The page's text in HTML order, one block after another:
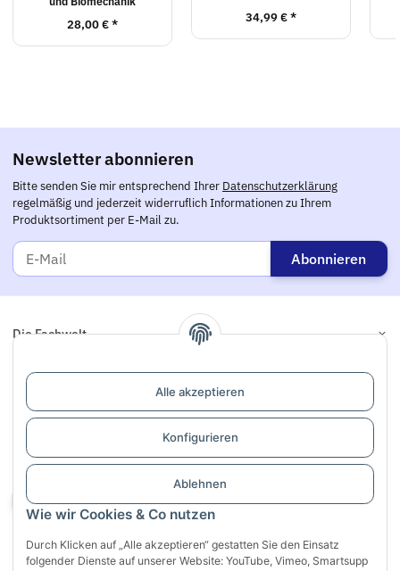
Wie wir Cookies & Co nutzen
Durch Klicken auf „Alle akzeptieren“ gestatten Sie den Einsatz
folgender Dienste auf unserer Website: YouTube, Vimeo, Smartsupp
Alle akzeptieren
Konfigurieren
Ablehnen
28,00 €* 34,99 €*
Newsletter abonnieren
Bitte senden Sie mir entsprechend Ihrer Datenschutzerklärung
regelmäßig und jederzeit widerruflich Informationen zu Ihrem
Produktsortiment per E-Mail zu.
Abonnieren
Die Fachwelt
Informationen
Links
Support / Dialogaufnahme
Vertrag widerrufen